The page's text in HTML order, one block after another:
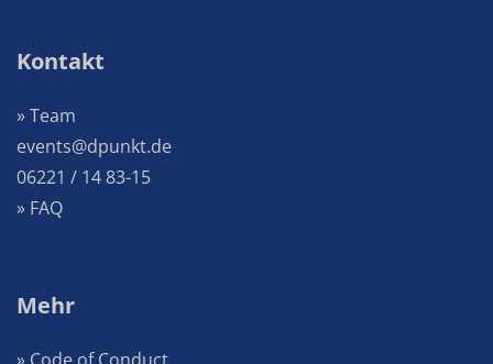
Kontakt
» Team
events@dpunkt.de
06221 / 14 83-15
» FAQ
Mehr